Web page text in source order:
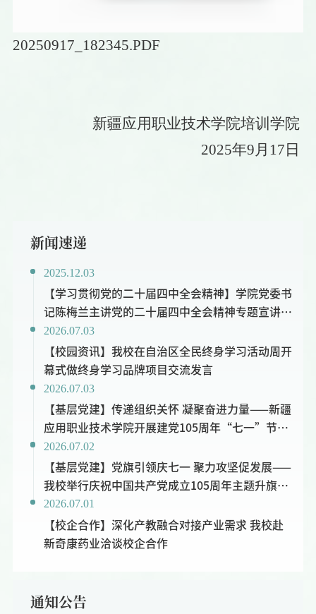
20250917_182345.PDF
新疆应用职业技术学院培训学院
2025年9 月 17 日
新闻速递
2025.12.03
【学习贯彻党的二十届四中全会精神】学院党委书
记陈梅兰主讲党的二十届四中全会精神专题宣讲—
锚定发展方向谋划“十五五”新篇
2026.07.03
【校园资讯】我校在自治区全民终身学习活动周开
幕式做终身学习品牌项目交流发言
2026.07.03
【基层党建】传递组织关怀 凝聚奋进力量——新疆
应用职业技术学院开展建党105周年“七一”节前
走访慰问活动
2026.07.02
【基层党建】党旗引领庆七一 聚力攻坚促发展——
我校举行庆祝中国共产党成立105周年主题升旗仪
式
2026.07.01
【校企合作】深化产教融合对接产业需求 我校赴
新奇康药业洽谈校企合作
通知公告